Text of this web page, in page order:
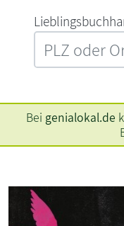
Bei genialokal.de